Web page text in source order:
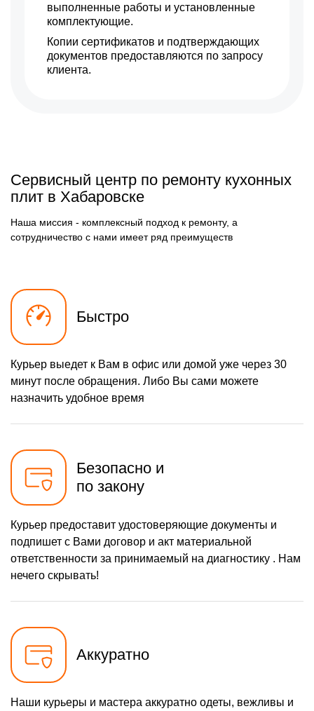
выполненные работы и установленные
комплектующие.
Копии сертификатов и подтверждающих
документов предоставляются по запросу
клиента.
Сервисный центр по ремонту кухонных
плит в Хабаровске
Наша миссия - комплексный подход к ремонту, а
сотрудничество с нами имеет ряд преимуществ
Быстро
Курьер выедет к Вам в офис или домой уже через 30
минут после обращения. Либо Вы сами можете
назначить удобное время
Безопасно и
по закону
Курьер предоставит удостоверяющие документы и
подпишет с Вами договор и акт материальной
ответственности за принимаемый на диагностику . Нам
нечего скрывать!
Аккуратно
Наши курьеры и мастера аккуратно одеты, вежливы и